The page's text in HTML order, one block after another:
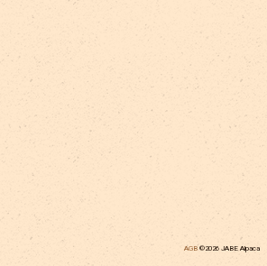
AGB ©2026 JABE Alpaca